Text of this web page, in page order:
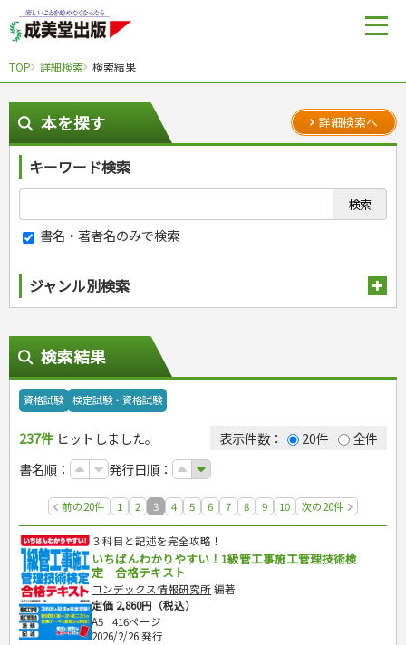
TOP 詳細検索 検索結果
本を探す 詳細検索へ
キーワード検索
書名・著者名のみで検索
ジャンル別検索
スポーツ
スポーツルール
野球
ゴルフ
ジュニアスポーツ
その他スポーツ
自然・アウトドア・ペット
アウトドア
犬・猫
園芸・野菜づくり
雑学
娯楽・ゲーム・占い
ナンプレ
ゲーム・マジック
家相・風水・占い
カルチャー・芸術・趣味
音楽・楽器
趣味・鑑賞・カメラ
俳句・詩・ことば
辞典
語学・旅行会話
運転免許
原付・二輪
その他免許
生活・暮らし
料理
料理・レシピ
各国料理
お弁当
健康メニュー・ダイエット
調理器具クッキング
お菓子・ケーキ・パン
飲み物・お酒
手芸・クラフト
ソーイング
クラフト
インテリア・ハウジング
収納・掃除・暮らし
美容・ファッション
ダイエット・エクササイズ
メイク・ネイル・ヘア
着物・着つけ
冠婚葬祭・手紙・ペン字
冠婚葬祭・スピーチ・マナー
手紙・ペン字
妊娠・出産・育児
妊娠・出産・育児
離乳食・幼児食・こどもレシピ
健康と保育
家庭医学・健康
ツボ・マッサージ
健康知識
生活習慣病
看護・介護
介護一般
パネルシアター
こどもの本
児童一般
おりがみ・あやとり
なぞなぞ・ゲーム
占い・心理ゲーム
のりもの・ずかん
読み物・絵本
音と光のでる絵本
学参・ドリル
夏休みドリル
総復習ドリル
学習・地図
自由研究・読書感想文
えんぴつちょう
就職活動
就職活動
就職試験
公務員試験
資格試験
検定試験・資格試験
英語検定・TOEIC
漢字検定・数学検定
簿記検定
看護・薬学
ケアマネジャー
介護・社会福祉士
検索結果
資格試験 検定試験・資格試験
237件 ヒットしました。 表示件数： 20件
全件
書名順：
発行日順：
前の20件 1 2 3 4 5 6 7 8 9 10 次の20件
３科目と記述を完全攻略！
いちばんわかりやすい！1級管工事施工管理技術検
定 合格テキスト
コンデックス情報研究所編著
定価 2,860円（税込）
A5
416ページ
2026/2/26 発行